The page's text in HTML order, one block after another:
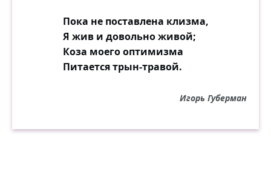
Пока не поставлена клизма,
Я жив и довольно живой;
Коза моего оптимизма
Питается трын-травой.
Игорь Губерман